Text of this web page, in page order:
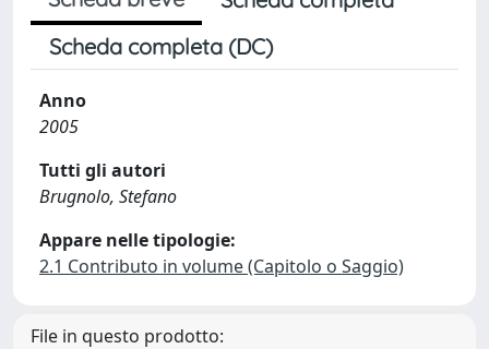
Scheda completa (DC)
Anno
2005
Tutti gli autori
Brugnolo, Stefano
Appare nelle tipologie:
2.1 Contributo in volume (Capitolo o Saggio)
File in questo prodotto: